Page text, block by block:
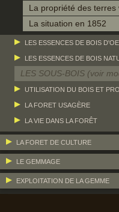
La propriété des terres
La situation en 1852
LES ESSENCES DE BOIS
LES ESSENCES DE BOIS
LES SOUS-BOIS (voir
UTILISATION DU BOIS ET
LA FORET USAGÈRE
LA VIE DANS LA FORÊT
LA FORET DE CULTURE
LE GEMMAGE
EXPLOITATION DE LA GEMME